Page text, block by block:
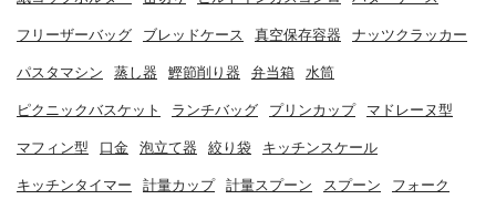
フリーザーバッグ ブレッドケース 真空保存容器 ナッツクラッカー
パスタマシン 蒸し器 鰹節削り器 弁当箱 水筒
ピクニックバスケット ランチバッグ プリンカップ マドレーヌ型
マフィン型 口金 泡立て器 絞り袋 キッチンスケール
キッチンタイマー 計量カップ 計量スプーン スプーン フォーク